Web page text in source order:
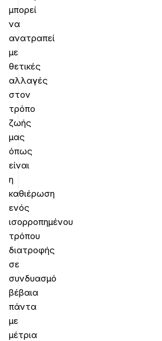
μπορεί
να
ανατραπεί
με
θετικές
αλλαγές
στον
τρόπο
ζωής
μας
όπως
είναι
η
καθιέρωση
ενός
ισορροπημένου
τρόπου
διατροφής
σε
συνδυασμό
βέβαια
πάντα
με
μέτρια